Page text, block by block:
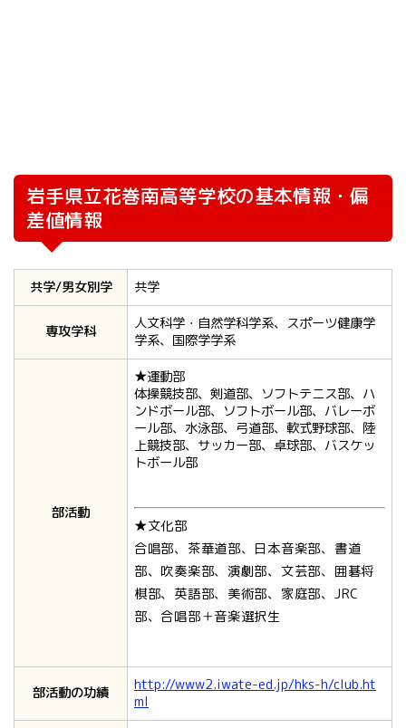
岩手県立花巻南高等学校の基本情報・偏
差値情報
共学/男女別学 共学
専攻学科
人文科学・自然学科学系、スポーツ健康学
学系、国際学学系
部活動
★運動部
体操競技部、剣道部、ソフトテニス部、ハ
ンドボール部、ソフトボール部、バレーボ
ール部、水泳部、弓道部、軟式野球部、陸
上競技部、サッカー部、卓球部、バスケッ
トボール部
★文化部
合唱部、茶華道部、日本音楽部、書道
部、吹奏楽部、演劇部、文芸部、囲碁将
棋部、英語部、美術部、家庭部、JRC
部、合唱部＋音楽選択生
部活動の功績
http://www2.iwate-ed.jp/hks-h/club.ht
ml